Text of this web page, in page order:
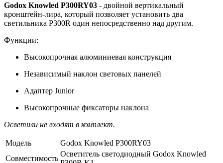
Godox Knowled P300RY03 - двойной вертикальный
кронштейн-лира, который позволяет установить два
светильника P300R один непосредственно над другим.
Функции:
Высокопрочная алюминиевая конструкция
Независимый наклон световых панелей
Адаптер Junior
Высокопрочные фиксаторы наклона
Осветили не входят в комплект.
Модель
Godox Knowled P300RY03
Совместимость
Осветитель светодиодный Godox Knowled